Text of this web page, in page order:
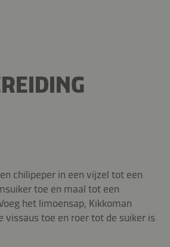
chilipeper in een vijzel tot een
toe en maal tot een
het limoensap, Kikkoman
vissaus toe en roer tot de suiker is